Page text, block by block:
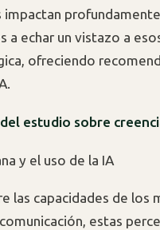
impactan
a echar un vistazo a
ofreciendo
estudio sobre
y el uso de la IA
las capacidades de los
estas